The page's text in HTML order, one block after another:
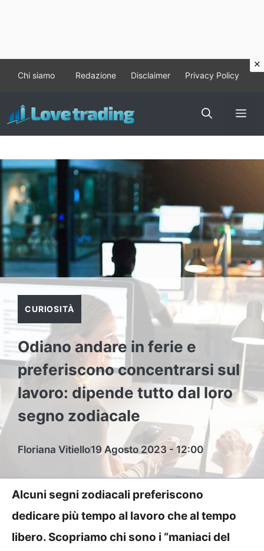
contenuto
Chi siamo Redazione Disclaimer Privacy Policy
CURIOSITÀ
Odiano andare in ferie e
preferiscono concentrarsi sul
lavoro: dipende tutto dal loro
segno zodiacale
Floriana Vitiello19 Agosto 2023 - 12:00
Alcuni segni zodiacali preferiscono
dedicare più tempo al lavoro che al tempo
libero. Scopriamo chi sono i “maniaci del